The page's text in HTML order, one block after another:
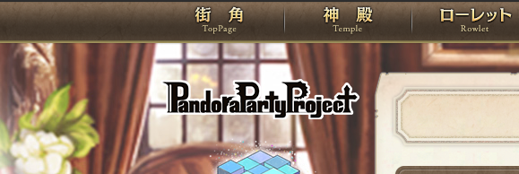
PandoraPartyProject
TOP 神殿